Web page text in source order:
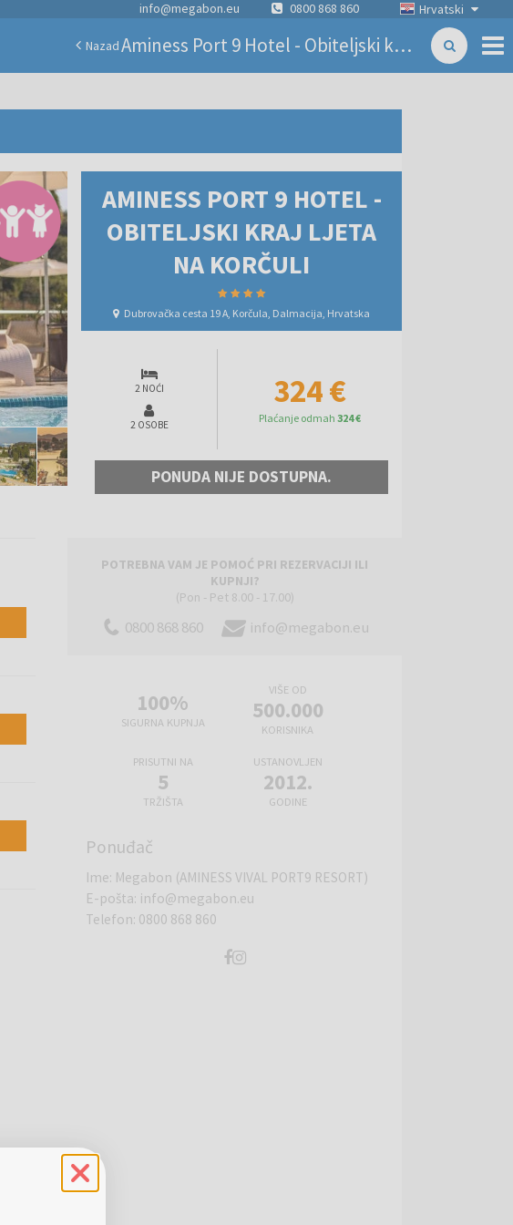
Hrvatski
info@megabon.eu 0800 868 860
Nazad Aminess Port 9 Hotel - Obiteljski kraj ljeta na Korčuli
AMINESS PORT 9 HOTEL -
OBITELJSKI KRAJ LJETA
NA KORČULI
Dubrovačka cesta 19 A, Korčula, Dalmacija, Hrvatska
2 NOĆI
2 OSOBE
324 €
Plaćanje odmah 324 €
PONUDA NIJE DOSTUPNA.
POTREBNA VAM JE POMOĆ PRI REZERVACIJI ILI
KUPNJI?
(Pon - Pet 8.00 - 17.00)
0800 868 860 info@megabon.eu
100%
SIGURNA KUPNJA
VIŠE OD
500.000
KORISNIKA
PRISUTNI NA
5
TRŽIŠTA
USTANOVLJEN
2012.
GODINE
Ponuđač
Ime: Megabon (AMINESS VIVAL PORT9 RESORT)
E-pošta: info@megabon.eu
Telefon: 0800 868 860